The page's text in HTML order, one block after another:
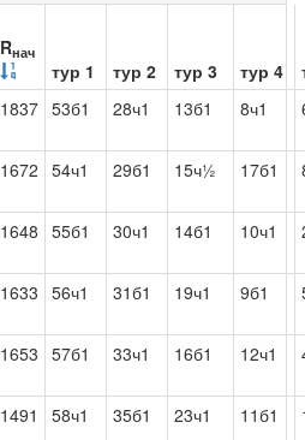
Rнач
тур 1 тур 2 тур 3 тур 4
1837 53б1 28ч1 13б1 8ч1
1672 54ч1 29б1 15ч½ 17б1
1648 55б1 30ч1 14б1 10ч1
1633 56ч1 31б1 19ч1 9б1
1653 57б1 33ч1 16б1 12ч1
1491 58ч1 35б1 23ч1 11б1